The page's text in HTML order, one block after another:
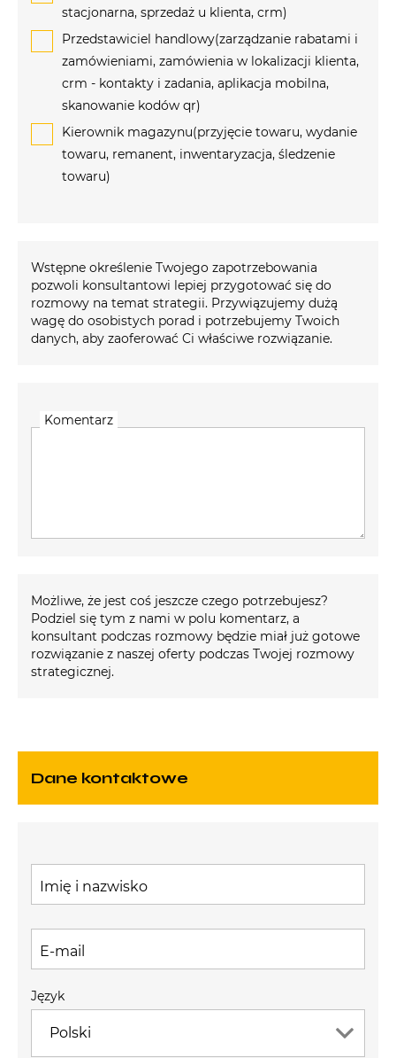
stacjonarna, sprzedaż u klienta, crm)
Przedstawiciel handlowy(zarządzanie rabatami i
zamówieniami, zamówienia w lokalizacji klienta,
crm - kontakty i zadania, aplikacja mobilna,
skanowanie kodów qr)
Kierownik magazynu(przyjęcie towaru, wydanie
towaru, remanent, inwentaryzacja, śledzenie
towaru)
Wstępne określenie Twojego zapotrzebowania
pozwoli konsultantowi lepiej przygotować się do
rozmowy na temat strategii. Przywiązujemy dużą
wagę do osobistych porad i potrzebujemy Twoich
danych, aby zaoferować Ci właściwe rozwiązanie.
Komentarz
Możliwe, że jest coś jeszcze czego potrzebujesz?
Podziel się tym z nami w polu komentarz, a
konsultant podczas rozmowy będzie miał już gotowe
rozwiązanie z naszej oferty podczas Twojej rozmowy
strategicznej.
Dane kontaktowe
Imię i nazwisko
E-mail
Polski
Język